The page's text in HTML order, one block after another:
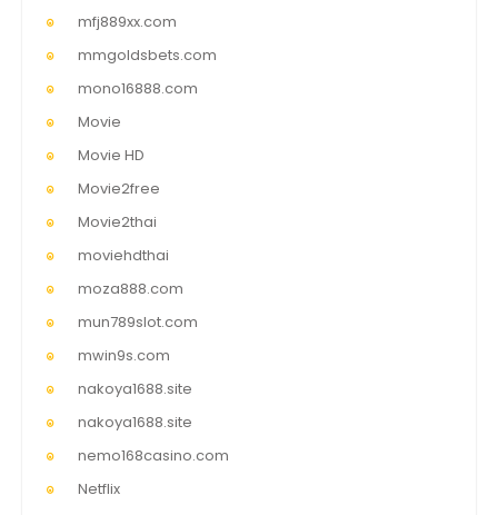
mfj889xx.com
mmgoldsbets.com
mono16888.com
Movie
Movie HD
Movie2free
Movie2thai
moviehdthai
moza888.com
mun789slot.com
mwin9s.com
nakoya1688.site
nakoya1688.site
nemo168casino.com
Netflix